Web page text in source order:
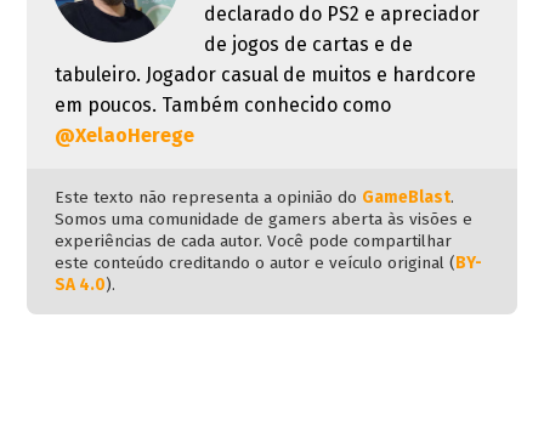
declarado do PS2 e apreciador
de jogos de cartas e de
tabuleiro. Jogador casual de muitos e hardcore
em poucos. Também conhecido como
@XelaoHerege
Este texto não representa a opinião do GameBlast.
Somos uma comunidade de gamers aberta às visões e
experiências de cada autor. Você pode compartilhar
este conteúdo creditando o autor e veículo original (BY-
SA 4.0).